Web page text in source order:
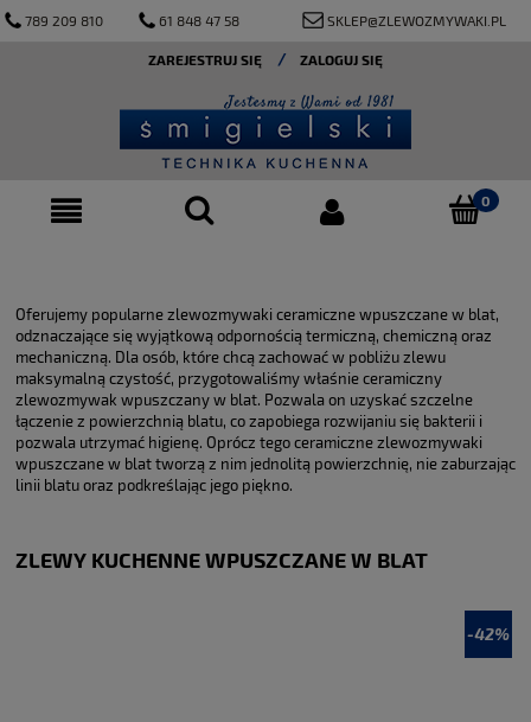
789 209 810 61 848 47 58 SKLEP@ZLEWOZMYWAKI.PL
ZAREJESTRUJ SIĘ ZALOGUJ SIĘ
Oferujemy popularne zlewozmywaki ceramiczne wpuszczane w blat,
odznaczające się wyjątkową odpornością termiczną, chemiczną oraz
mechaniczną. Dla osób, które chcą zachować w pobliżu zlewu
maksymalną czystość, przygotowaliśmy właśnie ceramiczny
zlewozmywak wpuszczany w blat. Pozwala on uzyskać szczelne
łączenie z powierzchnią blatu, co zapobiega rozwijaniu się bakterii i
pozwala utrzymać higienę. Oprócz tego ceramiczne zlewozmywaki
wpuszczane w blat tworzą z nim jednolitą powierzchnię, nie zaburzając
linii blatu oraz podkreślając jego piękno.
ZLEWY KUCHENNE WPUSZCZANE W BLAT
-42%